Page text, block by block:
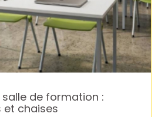
de formation :
et chaises